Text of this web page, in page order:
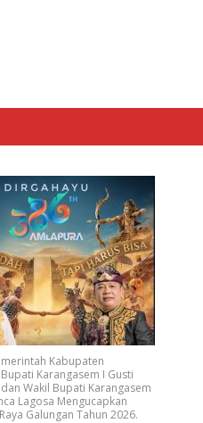
Kabupaten
Karangasem I Gusti
Wakil Bupati Karangasem
Lagosa Mengucapkan
Galungan Tahun 2026.